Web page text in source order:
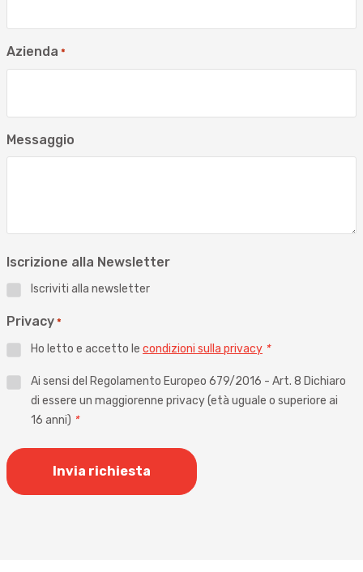
Azienda *
Messaggio
Iscrizione alla Newsletter
Iscriviti alla newsletter
Privacy *
Ho letto e accetto le condizioni sulla privacy *
PrivacyAi sensi del Regolamento Europeo 679/2016 - Art. 8 Dichiaro
di essere un maggiorenne privacy (età uguale o superiore ai
16 anni) *